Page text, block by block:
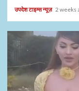
उपदेश टाइम्स न्यूज़ 2 weeks